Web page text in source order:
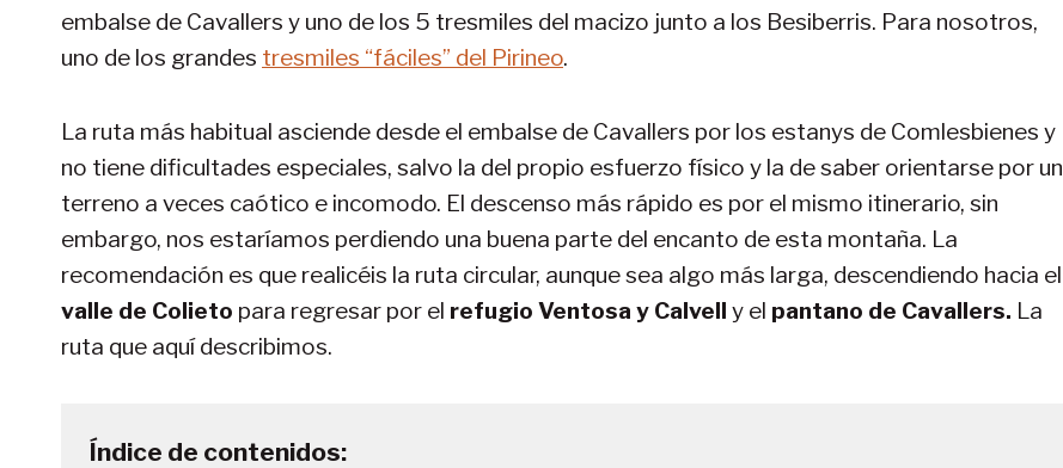
embalse de Cavallers y uno de los 5 tresmiles del macizo junto a los Besiberris. Para nosotros,
uno de los grandes tresmiles “fáciles” del Pirineo.
La ruta más habitual asciende desde el embalse de Cavallers por los estanys de Comlesbienes y
no tiene dificultades especiales, salvo la del propio esfuerzo físico y la de saber orientarse por un
terreno a veces caótico e incomodo. El descenso más rápido es por el mismo itinerario, sin
embargo, nos estaríamos perdiendo una buena parte del encanto de esta montaña. La
recomendación es que realicéis la ruta circular, aunque sea algo más larga, descendiendo hacia el
valle de Colieto para regresar por el refugio Ventosa y Calvell y el pantano de Cavallers. La
ruta que aquí describimos.
Índice de contenidos: